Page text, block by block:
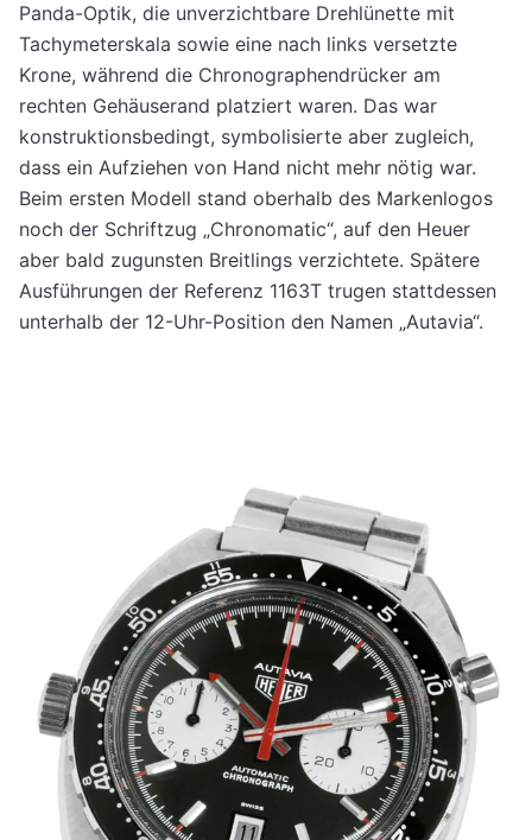
Panda-Optik, die unverzichtbare Drehlünette mit
Tachymeterskala sowie eine nach links versetzte
Krone, während die Chronographendrücker am
rechten Gehäuserand platziert waren. Das war
konstruktionsbedingt, symbolisierte aber zugleich,
dass ein Aufziehen von Hand nicht mehr nötig war.
Beim ersten Modell stand oberhalb des Markenlogos
noch der Schriftzug „Chronomatic“, auf den Heuer
aber bald zugunsten Breitlings verzichtete. Spätere
Ausführungen der Referenz 1163T trugen stattdessen
unterhalb der 12-Uhr-Position den Namen „Autavia“.